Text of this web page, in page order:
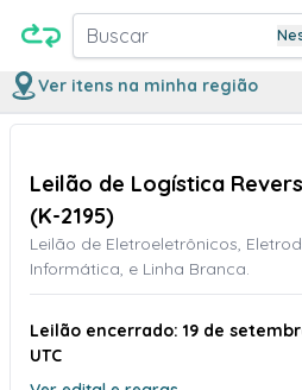
Buscar
Ver itens na minha região
Leilão de Logística
(K-2195)
Leilão de Eletroeletrônicos,
Informática, e Linha Branca.
Leilão encerrado: 19 de
UTC